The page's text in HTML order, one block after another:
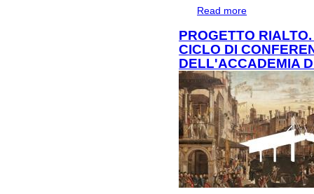
Read more
PROGETTO
CICLO DI
DELL'ACCADEMIA